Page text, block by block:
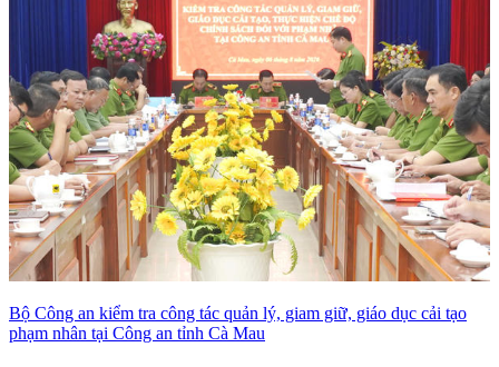
Bộ Công an kiểm tra công tác quản lý, giam giữ, giáo dục cải tạo
phạm nhân tại Công an tỉnh Cà Mau